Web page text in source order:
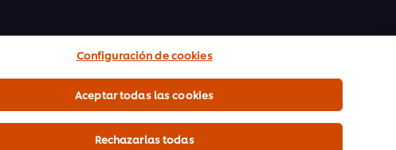
Configuración de cookies
Rechazarlas todas
Aceptar todas las cookies